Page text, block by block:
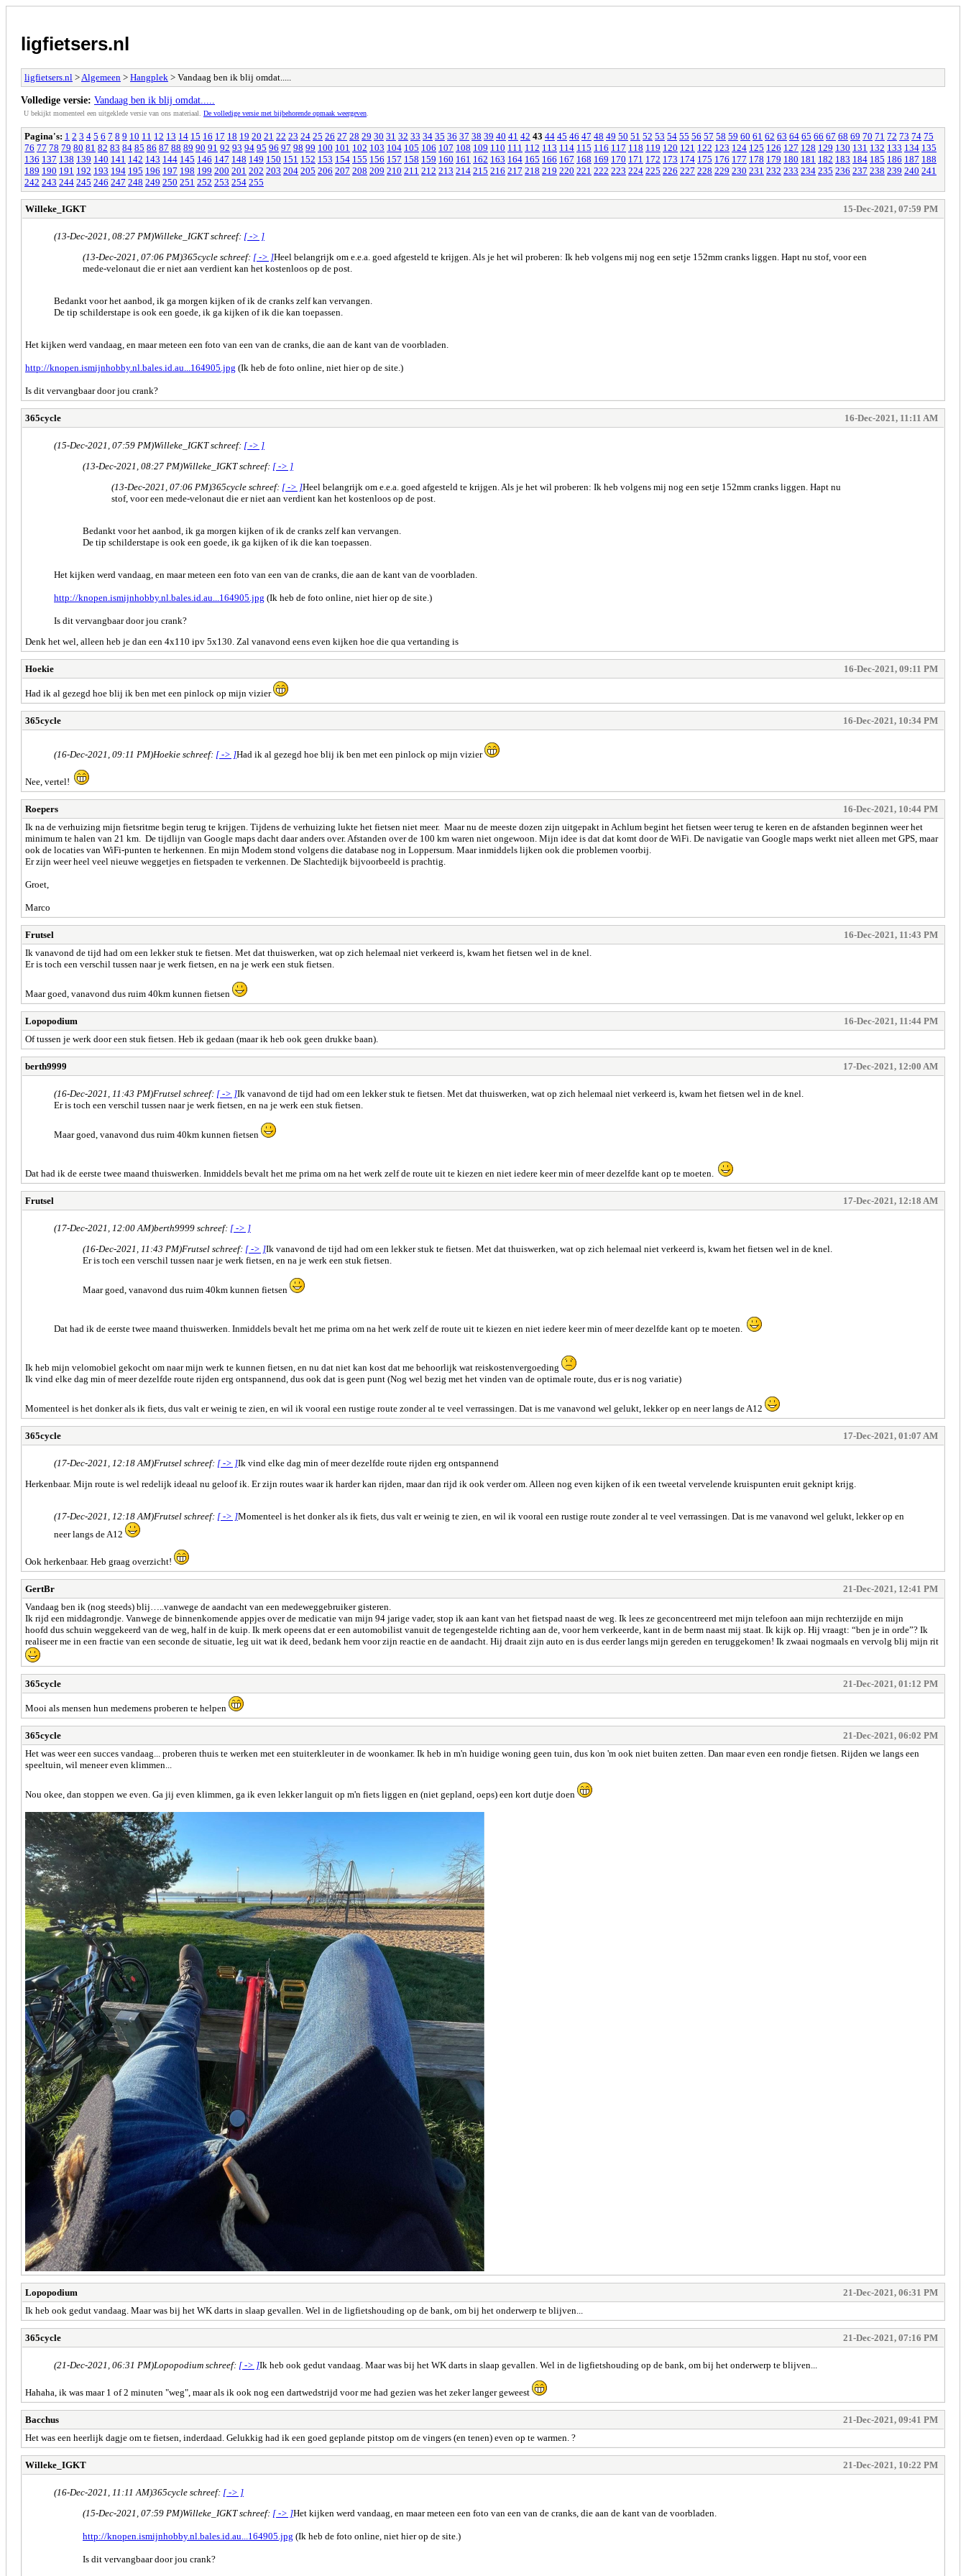
ligfietsers.nl
ligfietsers.nl > Algemeen > Hangplek > Vandaag ben ik blij omdat.....
Volledige versie: Vandaag ben ik blij omdat.....
U bekijkt momenteel een uitgeklede versie van ons materiaal. De volledige versie met bijbehorende opmaak weergeven
Pagina's: 1 2 3 4 5 6 7 8 9 10 11 12 13 14 15 16 17 18 19 20 21 22 23 24 25 26 27 28 29 30 31 32 33 34 35 36 37 38 39 40 41 42 43 44 45 46 47 48 49 50 51 52 53 54 55 56 57 58 59 60 61 62 63 64 65 66 67 68 69 70 71 72 73 74 75
76 77 78 79 80 81 82 83 84 85 86 87 88 89 90 91 92 93 94 95 96 97 98 99 100 101 102 103 104 105 106 107 108 109 110 111 112 113 114 115 116 117 118 119 120 121 122 123 124 125 126 127 128 129 130 131 132 133 134 135
136 137 138 139 140 141 142 143 144 145 146 147 148 149 150 151 152 153 154 155 156 157 158 159 160 161 162 163 164 165 166 167 168 169 170 171 172 173 174 175 176 177 178 179 180 181 182 183 184 185 186 187 188
189 190 191 192 193 194 195 196 197 198 199 200 201 202 203 204 205 206 207 208 209 210 211 212 213 214 215 216 217 218 219 220 221 222 223 224 225 226 227 228 229 230 231 232 233 234 235 236 237 238 239 240 241
242 243 244 245 246 247 248 249 250 251 252 253 254 255
Willeke_IGKT 15-Dec-2021, 07:59 PM
(13-Dec-2021, 08:27 PM)Willeke_IGKT schreef: [ -> ]
(13-Dec-2021, 07:06 PM)365cycle schreef: [ -> ]Heel belangrijk om e.e.a. goed afgesteld te krijgen. Als je het wil proberen: Ik heb volgens mij nog een setje 152mm cranks liggen. Hapt nu stof, voor een
mede-velonaut die er niet aan verdient kan het kostenloos op de post.
Bedankt voor het aanbod, ik ga morgen kijken of ik de cranks zelf kan vervangen.
De tip schilderstape is ook een goede, ik ga kijken of ik die kan toepassen.
Het kijken werd vandaag, en maar meteen een foto van een van de cranks, die aan de kant van de voorbladen.
http://knopen.ismijnhobby.nl.bales.id.au...164905.jpg (Ik heb de foto online, niet hier op de site.)
Is dit vervangbaar door jou crank?
365cycle 16-Dec-2021, 11:11 AM
(15-Dec-2021, 07:59 PM)Willeke_IGKT schreef: [ -> ]
(13-Dec-2021, 08:27 PM)Willeke_IGKT schreef: [ -> ]
(13-Dec-2021, 07:06 PM)365cycle schreef: [ -> ]Heel belangrijk om e.e.a. goed afgesteld te krijgen. Als je het wil proberen: Ik heb volgens mij nog een setje 152mm cranks liggen. Hapt nu
stof, voor een mede-velonaut die er niet aan verdient kan het kostenloos op de post.
Bedankt voor het aanbod, ik ga morgen kijken of ik de cranks zelf kan vervangen.
De tip schilderstape is ook een goede, ik ga kijken of ik die kan toepassen.
Het kijken werd vandaag, en maar meteen een foto van een van de cranks, die aan de kant van de voorbladen.
http://knopen.ismijnhobby.nl.bales.id.au...164905.jpg (Ik heb de foto online, niet hier op de site.)
Is dit vervangbaar door jou crank?
Denk het wel, alleen heb je dan een 4x110 ipv 5x130. Zal vanavond eens even kijken hoe die qua vertanding is
Hoekie 16-Dec-2021, 09:11 PM
Had ik al gezegd hoe blij ik ben met een pinlock op mijn vizier
365cycle 16-Dec-2021, 10:34 PM
(16-Dec-2021, 09:11 PM)Hoekie schreef: [ -> ]Had ik al gezegd hoe blij ik ben met een pinlock op mijn vizier
Nee, vertel!
Roepers
16-Dec-2021, 10:44 PM
Ik na de verhuizing mijn fietsritme begin terug te krijgen. Tijdens de verhuizing lukte het fietsen niet meer. Maar nu de meeste dozen zijn uitgepakt in Achlum begint het fietsen weer terug te keren en de afstanden beginnen weer het
minimum te halen van 21 km. De tijdlijn van Google maps dacht daar anders over. Afstanden over de 100 km waren niet ongewoon. Mijn idee is dat dat komt door de WiFi. De navigatie van Google maps werkt niet alleen met GPS, maar
ook de locaties van WiFi-punten te herkennen. En mijn Modem stond volgens die database nog in Loppersum. Maar inmiddels lijken ook die problemen voorbij.
Er zijn weer heel veel nieuwe weggetjes en fietspaden te verkennen. De Slachtedijk bijvoorbeeld is prachtig.
Groet,
Marco
Frutsel
16-Dec-2021, 11:43 PM
Ik vanavond de tijd had om een lekker stuk te fietsen. Met dat thuiswerken, wat op zich helemaal niet verkeerd is, kwam het fietsen wel in de knel.
Er is toch een verschil tussen naar je werk fietsen, en na je werk een stuk fietsen.
Maar goed, vanavond dus ruim 40km kunnen fietsen
Lopopodium
16-Dec-2021, 11:44 PM
Of tussen je werk door een stuk fietsen. Heb ik gedaan (maar ik heb ook geen drukke baan).
berth9999 17-Dec-2021, 12:00 AM
(16-Dec-2021, 11:43 PM)Frutsel schreef: [ -> ]Ik vanavond de tijd had om een lekker stuk te fietsen. Met dat thuiswerken, wat op zich helemaal niet verkeerd is, kwam het fietsen wel in de knel.
Er is toch een verschil tussen naar je werk fietsen, en na je werk een stuk fietsen.
Maar goed, vanavond dus ruim 40km kunnen fietsen
Dat had ik de eerste twee maand thuiswerken. Inmiddels bevalt het me prima om na het werk zelf de route uit te kiezen en niet iedere keer min of meer dezelfde kant op te moeten.
Frutsel 17-Dec-2021, 12:18 AM
(17-Dec-2021, 12:00 AM)berth9999 schreef: [ -> ]
(16-Dec-2021, 11:43 PM)Frutsel schreef: [ -> ]Ik vanavond de tijd had om een lekker stuk te fietsen. Met dat thuiswerken, wat op zich helemaal niet verkeerd is, kwam het fietsen wel in de knel.
Er is toch een verschil tussen naar je werk fietsen, en na je werk een stuk fietsen.
Maar goed, vanavond dus ruim 40km kunnen fietsen
Dat had ik de eerste twee maand thuiswerken. Inmiddels bevalt het me prima om na het werk zelf de route uit te kiezen en niet iedere keer min of meer dezelfde kant op te moeten.
Ik heb mijn velomobiel gekocht om naar mijn werk te kunnen fietsen, en nu dat niet kan kost dat me behoorlijk wat reiskostenvergoeding
Ik vind elke dag min of meer dezelfde route rijden erg ontspannend, dus ook dat is geen punt (Nog wel bezig met het vinden van de optimale route, dus er is nog variatie)
Momenteel is het donker als ik fiets, dus valt er weinig te zien, en wil ik vooral een rustige route zonder al te veel verrassingen. Dat is me vanavond wel gelukt, lekker op en neer langs de A12
365cycle 17-Dec-2021, 01:07 AM
(17-Dec-2021, 12:18 AM)Frutsel schreef: [ -> ]Ik vind elke dag min of meer dezelfde route rijden erg ontspannend
Herkenbaar. Mijn route is wel redelijk ideaal nu geloof ik. Er zijn routes waar ik harder kan rijden, maar dan rijd ik ook verder om. Alleen nog even kijken of ik een tweetal vervelende kruispunten eruit geknipt krijg.
(17-Dec-2021, 12:18 AM)Frutsel schreef: [ -> ]Momenteel is het donker als ik fiets, dus valt er weinig te zien, en wil ik vooral een rustige route zonder al te veel verrassingen. Dat is me vanavond wel gelukt, lekker op en
neer langs de A12
Ook herkenbaar. Heb graag overzicht!
GertBr
21-Dec-2021, 12:41 PM
Vandaag ben ik (nog steeds) blij…..vanwege de aandacht van een medeweggebruiker gisteren.
Ik rijd een middagrondje. Vanwege de binnenkomende appjes over de medicatie van mijn 94 jarige vader, stop ik aan kant van het fietspad naast de weg. Ik lees ze geconcentreerd met mijn telefoon aan mijn rechterzijde en mijn
hoofd dus schuin weggekeerd van de weg, half in de kuip. Ik merk opeens dat er een automobilist vanuit de tegengestelde richting aan de, voor hem verkeerde, kant in de berm naast mij staat. Ik kijk op. Hij vraagt: “ben je in orde”? Ik
realiseer me in een fractie van een seconde de situatie, leg uit wat ik deed, bedank hem voor zijn reactie en de aandacht. Hij draait zijn auto en is dus eerder langs mijn gereden en teruggekomen! Ik zwaai nogmaals en vervolg blij mijn rit
365cycle 21-Dec-2021, 01:12 PM
Mooi als mensen hun medemens proberen te helpen
365cycle
21-Dec-2021, 06:02 PM
Het was weer een succes vandaag... proberen thuis te werken met een stuiterkleuter in de woonkamer. Ik heb in m'n huidige woning geen tuin, dus kon 'm ook niet buiten zetten. Dan maar even een rondje fietsen. Rijden we langs een
speeltuin, wil meneer even klimmen...
Nou okee, dan stoppen we even. Ga jij even klimmen, ga ik even lekker languit op m'n fiets liggen en (niet gepland, oeps) een kort dutje doen
Lopopodium
21-Dec-2021, 06:31 PM
Ik heb ook gedut vandaag. Maar was bij het WK darts in slaap gevallen. Wel in de ligfietshouding op de bank, om bij het onderwerp te blijven...
365cycle 21-Dec-2021, 07:16 PM
(21-Dec-2021, 06:31 PM)Lopopodium schreef: [ -> ]Ik heb ook gedut vandaag. Maar was bij het WK darts in slaap gevallen. Wel in de ligfietshouding op de bank, om bij het onderwerp te blijven...
Hahaha, ik was maar 1 of 2 minuten "weg", maar als ik ook nog een dartwedstrijd voor me had gezien was het zeker langer geweest
Bacchus
21-Dec-2021, 09:41 PM
Het was een heerlijk dagje om te fietsen, inderdaad. Gelukkig had ik een goed geplande pitstop om de vingers (en tenen) even op te warmen. ?
Willeke_IGKT 21-Dec-2021, 10:22 PM
(16-Dec-2021, 11:11 AM)365cycle schreef: [ -> ]
(15-Dec-2021, 07:59 PM)Willeke_IGKT schreef: [ -> ]Het kijken werd vandaag, en maar meteen een foto van een van de cranks, die aan de kant van de voorbladen.
http://knopen.ismijnhobby.nl.bales.id.au...164905.jpg (Ik heb de foto online, niet hier op de site.)
Is dit vervangbaar door jou crank?